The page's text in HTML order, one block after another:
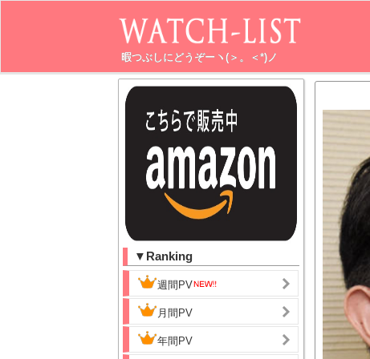
暇つぶしにどうぞーヽ(＞。＜*)ノ
▼Ranking
週間PV
月間PV
年間PV